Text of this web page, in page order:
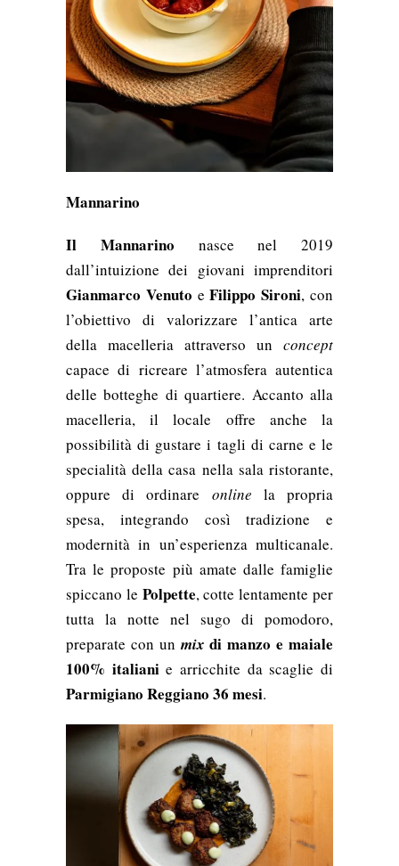
Mannarino
Il Mannarino nasce nel 2019
dall’intuizione dei giovani imprenditori
Gianmarco Venuto eFilippo Sironi, con
l’obiettivo di valorizzare l’antica arte
della macelleria attraverso un concept
capace di ricreare l’atmosfera autentica
delle botteghe di quartiere. Accanto alla
macelleria, il locale offre anche la
possibilità di gustare i tagli di carne e le
specialità della casa nella sala ristorante,
oppure di ordinare online la propria
spesa, integrando così tradizione e
modernità in un’esperienza multicanale.
Tra le proposte più amate dalle famiglie
spiccano le Polpette, cotte lentamente per
tutta la notte nel sugo di pomodoro,
preparate con un mix di manzo e maiale
100% italiani e arricchite da scaglie di
Parmigiano Reggiano 36 mesi.